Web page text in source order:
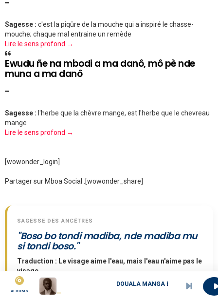
""
Sagesse : c'est la piqûre de la mouche qui a inspiré le chasse-
mouche; chaque mal entraine un remède
Lire le sens profond →
Ewudu ñe na mbodi a ma danô, mô pè nde
muna a ma danô
""
Sagesse : l'herbe que la chèvre mange, est l'herbe que le chevreau
mange
Lire le sens profond →
ALBUMS
DOUALA MANGA BELL
[wowonder_login]
Partager sur Mboa Social :[wowonder_share]
SAGESSE DES ANCÊTRES
"Boso bo tondi madiba, nde madiba mu
si tondi boso."
Traduction : Le visage aime l'eau, mais l'eau n'aime pas le
visage.
Parfois, l'amour ou l'intérêt n'est pas réciproque.